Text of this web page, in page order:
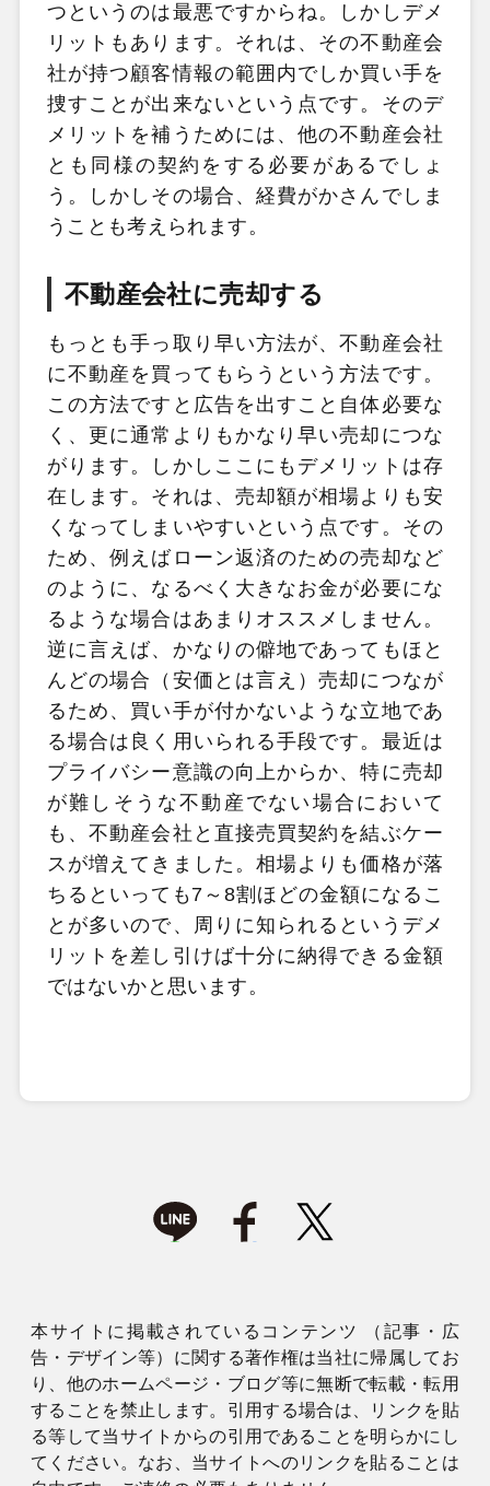
つというのは最悪ですからね。しかしデメ
リットもあります。それは、その不動産会
社が持つ顧客情報の範囲内でしか買い手を
捜すことが出来ないという点です。そのデ
メリットを補うためには、他の不動産会社
とも同様の契約をする必要があるでしょ
う。しかしその場合、経費がかさんでしま
うことも考えられます。
不動産会社に売却する
もっとも手っ取り早い方法が、不動産会社
に不動産を買ってもらうという方法です。
この方法ですと広告を出すこと自体必要な
く、更に通常よりもかなり早い売却につな
がります。しかしここにもデメリットは存
在します。それは、売却額が相場よりも安
くなってしまいやすいという点です。その
ため、例えばローン返済のための売却など
のように、なるべく大きなお金が必要にな
るような場合はあまりオススメしません。
逆に言えば、かなりの僻地であってもほと
んどの場合（安価とは言え）売却につなが
るため、買い手が付かないような立地であ
る場合は良く用いられる手段です。最近は
プライバシー意識の向上からか、特に売却
が難しそうな不動産でない場合において
も、不動産会社と直接売買契約を結ぶケー
スが増えてきました。相場よりも価格が落
ちるといっても7～8割ほどの金額になるこ
とが多いので、周りに知られるというデメ
リットを差し引けば十分に納得できる金額
ではないかと思います。
本サイトに掲載されているコンテンツ （記事・広
告・デザイン等）に関する著作権は当社に帰属してお
り、他のホームページ・ブログ等に無断で転載・転用
することを禁止します。引用する場合は、リンクを貼
る等して当サイトからの引用であることを明らかにし
てください。なお、当サイトへのリンクを貼ることは